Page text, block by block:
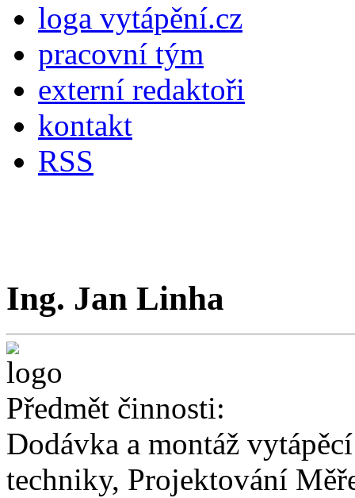
loga vytápění.cz
pracovní tým
externí redaktoři
kontakt
RSS
Ing. Jan Linha
Předmět činnosti:
Dodávka a montáž
techniky, Projektování